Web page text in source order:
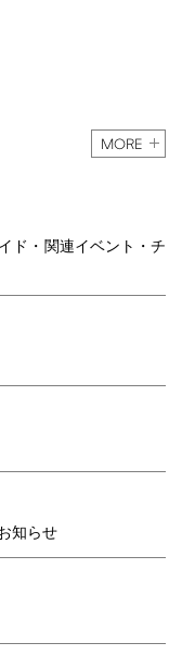
MORE
ド・関連イベント・チ
知らせ